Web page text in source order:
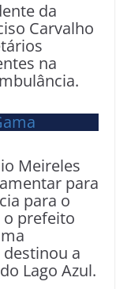
da
Carvalho
na
Meireles
para
para o
o prefeito
a
Lago Azul.